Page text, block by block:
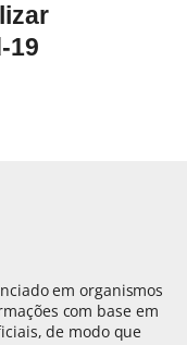
19
em organismos
com base em
de modo que